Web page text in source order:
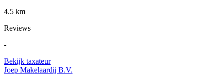
4.5 km
Reviews
-
Bekijk taxateur
Joep Makelaardij B.V.